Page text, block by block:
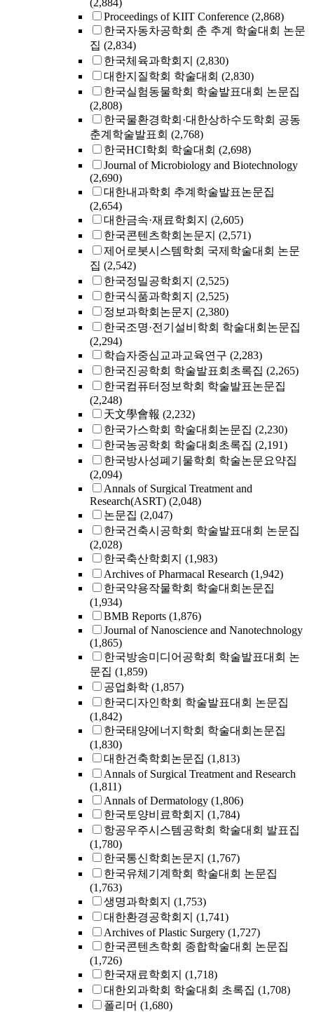
(2,884)
Proceedings of KIIT Conference (2,868)
한국자동차공학회 춘 추계 학술대회 논문
집 (2,834)
한국체육과학회지 (2,830)
대한지질학회 학술대회 (2,830)
한국실험동물학회 학술발표대회 논문집
(2,808)
한국물환경학회·대한상하수도학회 공동
춘계학술발표회 (2,768)
한국HCI학회 학술대회 (2,698)
Journal of Microbiology and Biotechnology
(2,690)
대한내과학회 추계학술발표논문집
(2,654)
대한금속·재료학회지 (2,605)
한국콘텐츠학회논문지 (2,571)
제어로봇시스템학회 국제학술대회 논문
집 (2,542)
한국정밀공학회지 (2,525)
한국식품과학회지 (2,525)
정보과학회논문지 (2,380)
한국조명·전기설비학회 학술대회논문집
(2,294)
학습자중심교과교육연구 (2,283)
한국진공학회 학술발표회초록집 (2,265)
한국컴퓨터정보학회 학술발표논문집
(2,248)
天文學會報 (2,232)
한국가스학회 학술대회논문집 (2,230)
한국농공학회 학술대회초록집 (2,191)
한국방사성폐기물학회 학술논문요약집
(2,094)
Annals of Surgical Treatment and
Research(ASRT) (2,048)
논문집 (2,047)
한국건축시공학회 학술발표대회 논문집
(2,028)
한국축산학회지 (1,983)
Archives of Pharmacal Research (1,942)
한국약용작물학회 학술대회논문집
(1,934)
BMB Reports (1,876)
Journal of Nanoscience and Nanotechnology
(1,865)
한국방송미디어공학회 학술발표대회 논
문집 (1,859)
공업화학 (1,857)
한국디자인학회 학술발표대회 논문집
(1,842)
한국태양에너지학회 학술대회논문집
(1,830)
대한건축학회논문집 (1,813)
Annals of Surgical Treatment and Research
(1,811)
Annals of Dermatology (1,806)
한국토양비료학회지 (1,784)
항공우주시스템공학회 학술대회 발표집
(1,780)
한국통신학회논문지 (1,767)
한국유체기계학회 학술대회 논문집
(1,763)
생명과학회지 (1,753)
대한환경공학회지 (1,741)
Archives of Plastic Surgery (1,727)
한국콘텐츠학회 종합학술대회 논문집
(1,726)
한국재료학회지 (1,718)
대한외과학회 학술대회 초록집 (1,708)
폴리머 (1,680)